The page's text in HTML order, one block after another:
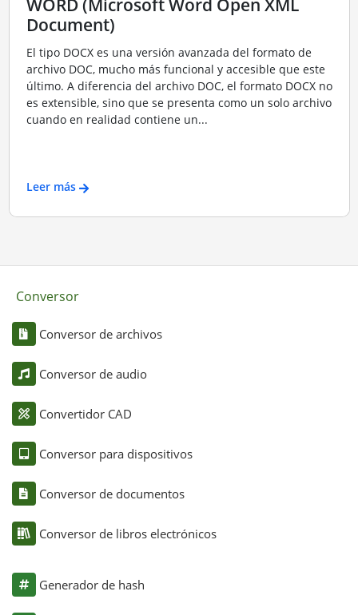
WORD (Microsoft Word Open XML
Document)
El tipo DOCX es una versión avanzada del formato de
archivo DOC, mucho más funcional y accesible que este
último. A diferencia del archivo DOC, el formato DOCX no
es extensible, sino que se presenta como un solo archivo
cuando en realidad contiene un...
Leer más
Conversor
Conversor de archivos
Conversor de audio
Convertidor CAD
Conversor para dispositivos
Conversor de documentos
Conversor de libros electrónicos
Generador de hash